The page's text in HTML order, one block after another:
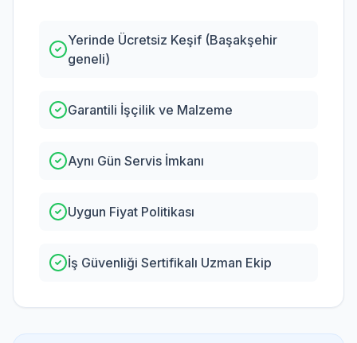
Yerinde Ücretsiz Keşif (Başakşehir
geneli)
Garantili İşçilik ve Malzeme
Aynı Gün Servis İmkanı
Uygun Fiyat Politikası
İş Güvenliği Sertifikalı Uzman Ekip